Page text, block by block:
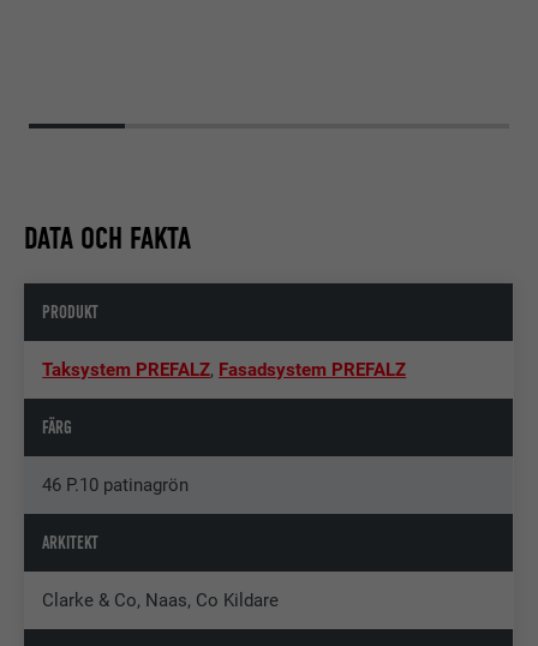
DATA OCH FAKTA
PRODUKT
Taksystem PREFALZ, Fasadsystem PREFALZ
FÄRG
46 P.10 patinagrön
ARKITEKT
Clarke & Co, Naas, Co Kildare